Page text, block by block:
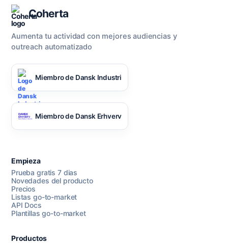
Coherta
Aumenta tu actividad con mejores audiencias y
outreach automatizado
Miembro de Dansk Industri
Miembro de Dansk Erhverv
Empieza
Prueba gratis 7 dias
Novedades del producto
Precios
Listas go-to-market
API Docs
Plantillas go-to-market
Productos